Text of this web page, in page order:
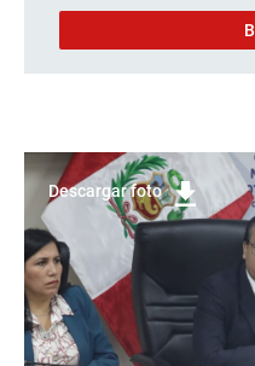
Descargar foto